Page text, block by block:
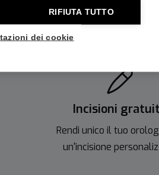
RIFIUTA TUTTO
dei cookie
Incisioni
Rendi unico il tuo
un'incisione